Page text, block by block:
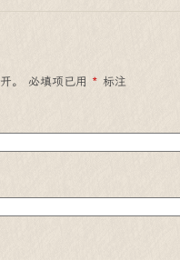
。 必填项已用 * 标注